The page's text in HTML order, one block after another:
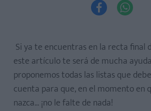
 
Si ya te encuentras en la recta final
este artículo te será de mucha
proponemos todas las listas que
cuenta para que, en el momento en
nazca... ¡no le falte de nada!